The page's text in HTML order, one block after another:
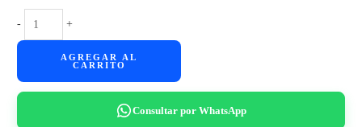
-
Filamento
PETG
+
AGREGAR AL
CARRITO
Consultar por WhatsApp